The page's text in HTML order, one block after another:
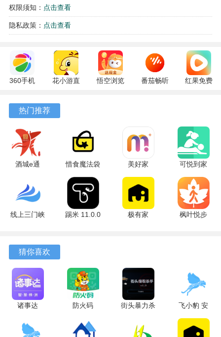
软件优势
1、智能互联
权限须知： 点击查看
隐私政策： 点击查看
360手机
10.13.27
最新版
花小游直
17.9.56
悟空浏览
番茄畅听
红果免费
热门推荐
酒城e通
版
惜食魔法袋
8.1.1 安卓
版
美好家
1.5.4 安卓
版
可悦到家
2.0.25 安卓
版
线上三门峡
踢米 11.0.0
极有家
枫叶悦步
猜你喜欢
诸事达
手机版
防火码
版
街头暴力杀
1.0 安卓版
飞小豹 安
卓版